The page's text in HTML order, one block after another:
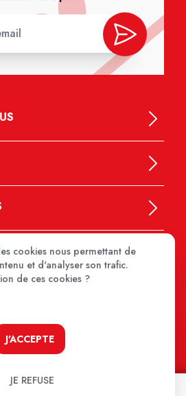
cookies nous permettant de
et d'analyser son trafic.
de ces cookies ?
J'ACCEPTE
JE REFUSE